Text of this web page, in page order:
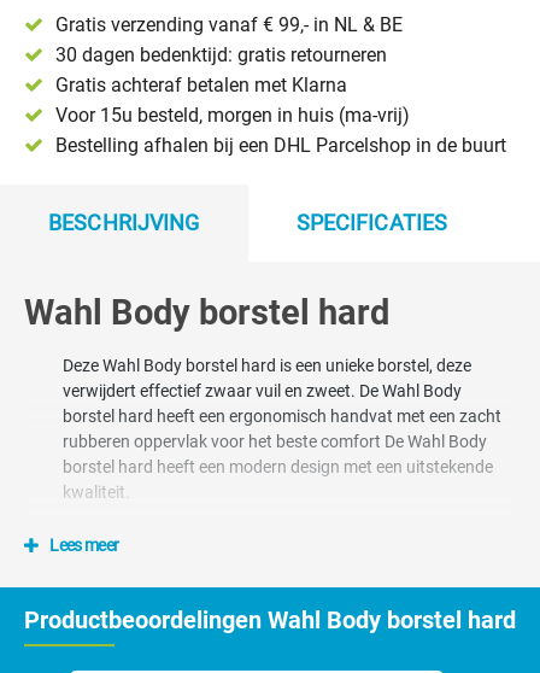
Gratis verzending vanaf € 99,- in NL & BE
30 dagen bedenktijd: gratis retourneren
Gratis achteraf betalen met Klarna
Voor 15u besteld, morgen in huis (ma-vrij)
Bestelling afhalen bij een DHL Parcelshop in de buurt
BESCHRIJVING SPECIFICATIES
Wahl Body borstel hard
Deze Wahl Body borstel hard is een unieke borstel, deze
verwijdert effectief zwaar vuil en zweet. De Wahl Body
borstel hard heeft een ergonomisch handvat met een zacht
rubberen oppervlak voor het beste comfort De Wahl Body
borstel hard heeft een modern design met een uitstekende
kwaliteit.
Afmeting van de Wahl Body
borstel hard
Lees meer
Productbeoordelingen Wahl Body borstel hard